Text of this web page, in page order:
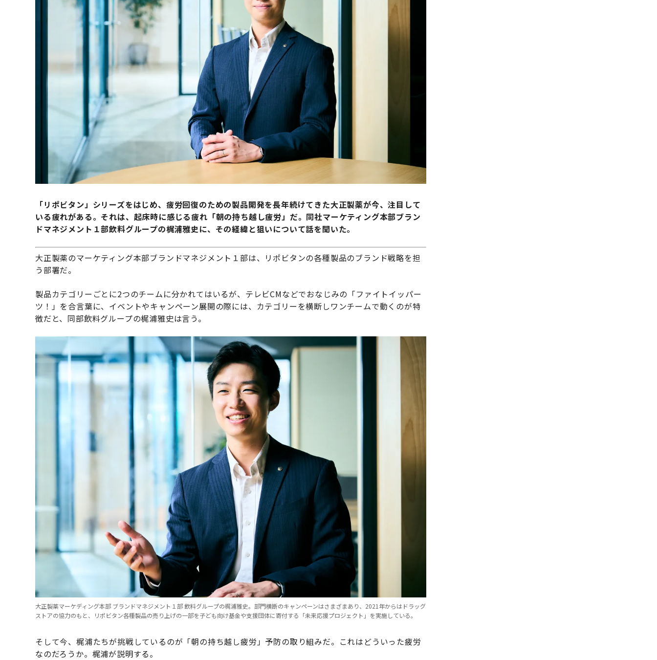
「リポビタン」シリーズをはじめ、疲労回復のための製品開発を長年続けてきた大正製薬が今、注目して
いる疲れがある。それは、起床時に感じる疲れ「朝の持ち越し疲労」だ。同社マーケティング本部ブラン
ドマネジメント１部飲料グループの梶浦雅史に、その経緯と狙いについて話を聞いた。
大正製薬のマーケティング本部ブランドマネジメント１部は、リポビタンの各種製品のブランド戦略を担
う部署だ。
製品カテゴリーごとに2つのチームに分かれてはいるが、テレビCMなどでおなじみの「ファイトイッパー
ツ！」を合言葉に、イベントやキャンペーン展開の際には、カテゴリーを横断しワンチームで動くのが特
徴だと、同部飲料グループの梶浦雅史は言う。
大正製薬マーケディング本部 ブランドマネジメント１部 飲料グループの梶浦雅史。部門横断のキャンペーンはさまざまあり、2021年からはドラッグ
ストアの協力のもと、リポビタン各種製品の売り上げの一部を子ども向け基金や支援団体に寄付する「未来応援プロジェクト」を実施している。
そして今、梶浦たちが挑戦しているのが「朝の持ち越し疲労」予防の取り組みだ。これはどういった疲労
なのだろうか。梶浦が説明する。